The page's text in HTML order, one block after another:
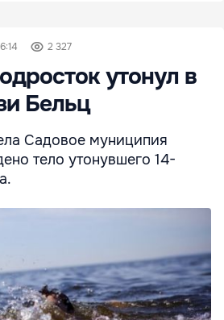
2 327
утонул в
Бельц
Садовое муниципия
тело утонувшего 14-